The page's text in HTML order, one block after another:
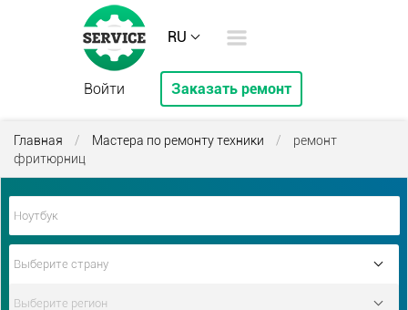
RU
Войти Заказать ремонт
Главная / Мастера по ремонту техники /
ремонт
фритюрниц